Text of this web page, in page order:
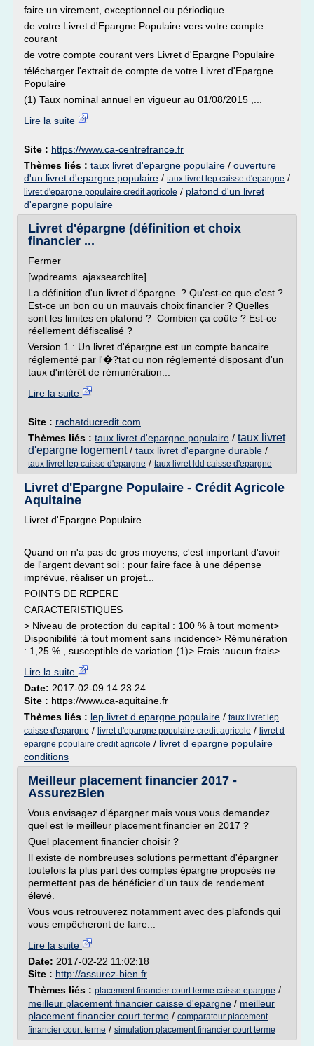
faire un virement, exceptionnel ou périodique
de votre Livret d'Epargne Populaire vers votre compte
courant
de votre compte courant vers Livret d'Epargne Populaire
télécharger l'extrait de compte de votre Livret d'Epargne
Populaire
(1) Taux nominal annuel en vigueur au 01/08/2015 ,...
Lire la suite
Site : https://www.ca-centrefrance.fr
Thèmes liés : taux livret d'epargne populaire / ouverture
d'un livret d'epargne populaire / taux livret lep caisse d'epargne /
livret d'epargne populaire credit agricole / plafond d'un livret
d'epargne populaire
Livret d'épargne (définition et choix
financier ...
Fermer
[wpdreams_ajaxsearchlite]
La définition d'un livret d'épargne ? Qu'est-ce que c'est ?
Est-ce un bon ou un mauvais choix financier ? Quelles
sont les limites en plafond ? Combien ça coûte ? Est-ce
réellement défiscalisé ?
Version 1 : Un livret d'épargne est un compte bancaire
réglementé par l'�?tat ou non réglementé disposant d'un
taux d'intérêt de rémunération...
Lire la suite
Site : rachatducredit.com
Thèmes liés : taux livret d'epargne populaire / taux livret
d'epargne logement/ taux livret d'epargne durable /
taux livret lep caisse d'epargne / taux livret ldd caisse d'epargne
Livret d'Epargne Populaire - Crédit Agricole
Aquitaine
Livret d'Epargne Populaire
Quand on n'a pas de gros moyens, c'est important d'avoir
de l'argent devant soi : pour faire face à une dépense
imprévue, réaliser un projet...
POINTS DE REPERE
CARACTERISTIQUES
> Niveau de protection du capital : 100 % à tout moment>
Disponibilité :à tout moment sans incidence> Rémunération
: 1,25 % , susceptible de variation (1)> Frais :aucun frais>...
Lire la suite
Date: 2017-02-09 14:23:24
Site : https://www.ca-aquitaine.fr
Thèmes liés : lep livret d epargne populaire / taux livret lep
caisse d'epargne / livret d'epargne populaire credit agricole / livret d
epargne populaire credit agricole / livret d epargne populaire
conditions
Meilleur placement financier 2017 -
AssurezBien
Vous envisagez d'épargner mais vous vous demandez
quel est le meilleur placement financier en 2017 ?
Quel placement financier choisir ?
Il existe de nombreuses solutions permettant d'épargner
toutefois la plus part des comptes épargne proposés ne
permettent pas de bénéficier d'un taux de rendement
élevé.
Vous vous retrouverez notamment avec des plafonds qui
vous empêcheront de faire...
Lire la suite
Date: 2017-02-22 11:02:18
Site : http://assurez-bien.fr
Thèmes liés : placement financier court terme caisse epargne /
meilleur placement financier caisse d'epargne / meilleur
placement financier court terme / comparateur placement
financier court terme / simulation placement financier court terme